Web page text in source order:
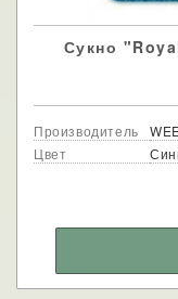
Сукно
Производитель
Цвет